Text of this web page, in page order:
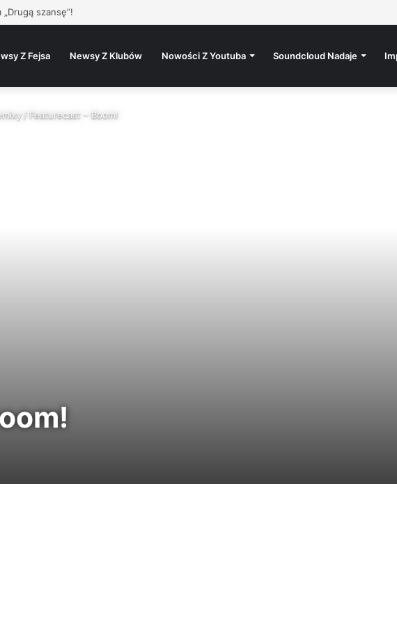
– Vinyl Oldies / 15.8. / Rokáč Jablunkov
Z Fejsa Newsy Z Klubów Nowości Z Youtuba Soundcloud Nadaje
/Featurecast – Boom!